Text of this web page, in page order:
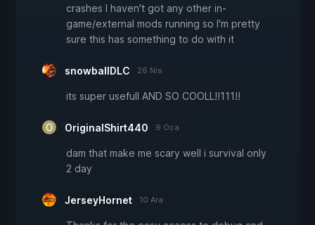
crashes I haven't got any other in-
game/external mods running so I'm pretty
sure this has something to do with it
snowballDLC 26 Nis
its super usefull AND SO COOLL!!111!!
OriginalShirt440 9 Oca
dam that make me scary well i survival only
2 day
JerseyHornet 10 Ara